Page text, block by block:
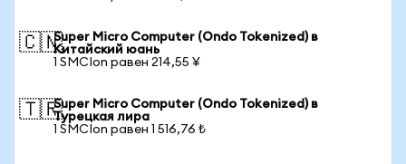
🇨🇳Super Micro Computer (Ondo Tokenized) в
Китайский юань
1 SMCIon равен 214,55 ¥
🇹🇷Super Micro Computer (Ondo Tokenized) в
Турецкая лира
1 SMCIon равен 1 516,76 ₺